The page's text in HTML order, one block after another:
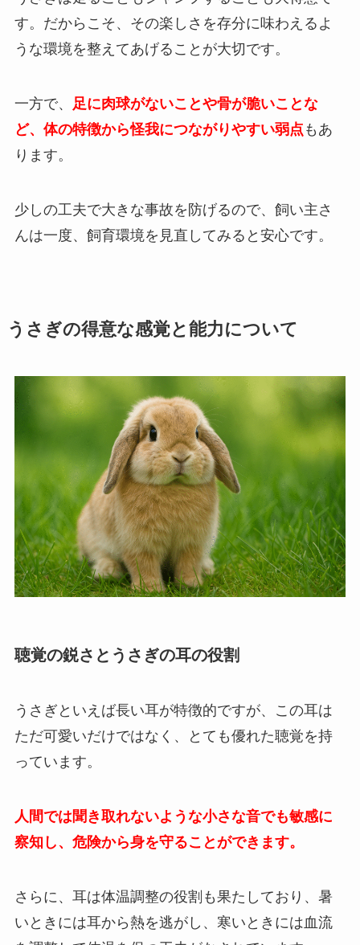
す。だからこそ、その楽しさを存分に味わえるよ
うな環境を整えてあげることが大切です。
一方で、 足に肉球がないことや骨が脆いことな
ど、体の特徴から怪我につながりやすい弱点 もあ
ります。
少しの工夫で大きな事故を防げるので、飼い主さ
んは一度、飼育環境を見直してみると安心です。
うさぎの得意な感覚と能力について
聴覚の鋭さとうさぎの耳の役割
うさぎといえば長い耳が特徴的ですが、この耳は
ただ可愛いだけではなく、とても優れた聴覚を持
っています。
人間では聞き取れないような小さな音でも敏感に
察知し、危険から身を守ることができます。
さらに、耳は体温調整の役割も果たしており、暑
いときには耳から熱を逃がし、寒いときには血流